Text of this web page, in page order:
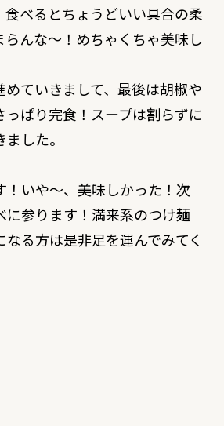
食べるとちょうどいい具合の柔
らんな〜！めちゃくちゃ美味し
めていきまして、最後は胡椒や
っぱり完食！スープは割らずに
した。
！いや〜、美味しかった！次
に参ります！満来系のつけ麺
る方は是非足を運んでみてく